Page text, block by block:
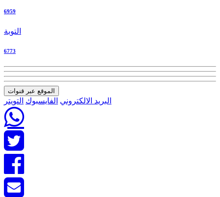
6959
التوبة
6773
الموقع عبر قنوات
البريد الالكتروني الفايسبوك التويتر